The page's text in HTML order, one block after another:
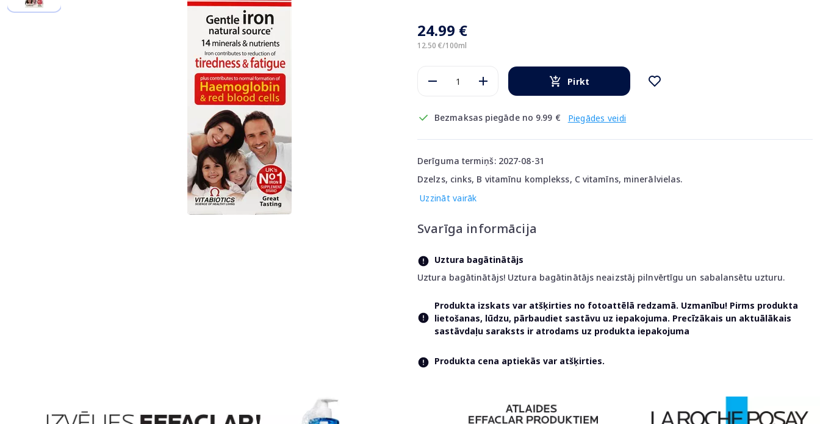
24.99 €
12.50 €/100ml
Pirkt
Bezmaksas piegāde no 9.99 € Piegādes veidi
Derīguma termiņš: 2027-08-31
Dzelzs, cinks, B vitamīnu komplekss, C vitamīns, minerālvielas.
Uzzināt vairāk
Svarīga informācija
Uztura bagātinātājs
Uztura bagātinātājs! Uztura bagātinātājs neaizstāj pilnvērtīgu un sabalansētu uzturu.
Produkta izskats var atšķirties no fotoattēlā redzamā. Uzmanību! Pirms produkta
lietošanas, lūdzu, pārbaudiet sastāvu uz iepakojuma. Precīzākais un aktuālākais
sastāvdaļu saraksts ir atrodams uz produkta iepakojuma
Produkta cena aptiekās var atšķirties.